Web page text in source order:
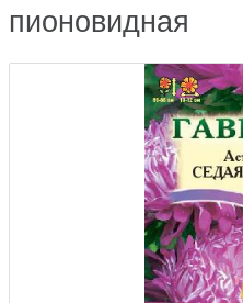
пионовидная